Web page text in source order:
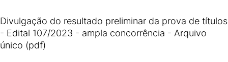
Divulgação do resultado preliminar da prova de títulos
- Edital 107/2023 - ampla concorrência - Arquivo
único (pdf)